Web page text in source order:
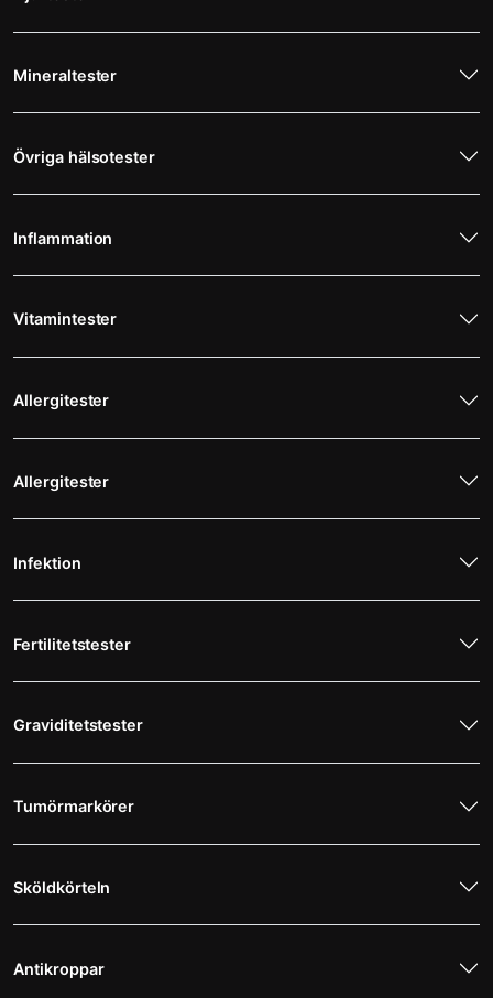
Mineraltester
Övriga hälsotester
Inflammation
Vitamintester
Allergitester
Allergitester
Infektion
Fertilitetstester
Graviditetstester
Tumörmarkörer
Sköldkörteln
Antikroppar